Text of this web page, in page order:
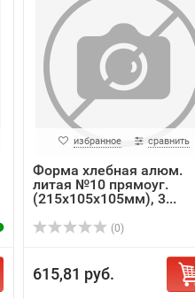
избранное сравнить
Форма хлебная алюм.
литая №10 прямоуг.
(215х105х105мм), 3...
(0)
615,81 руб.